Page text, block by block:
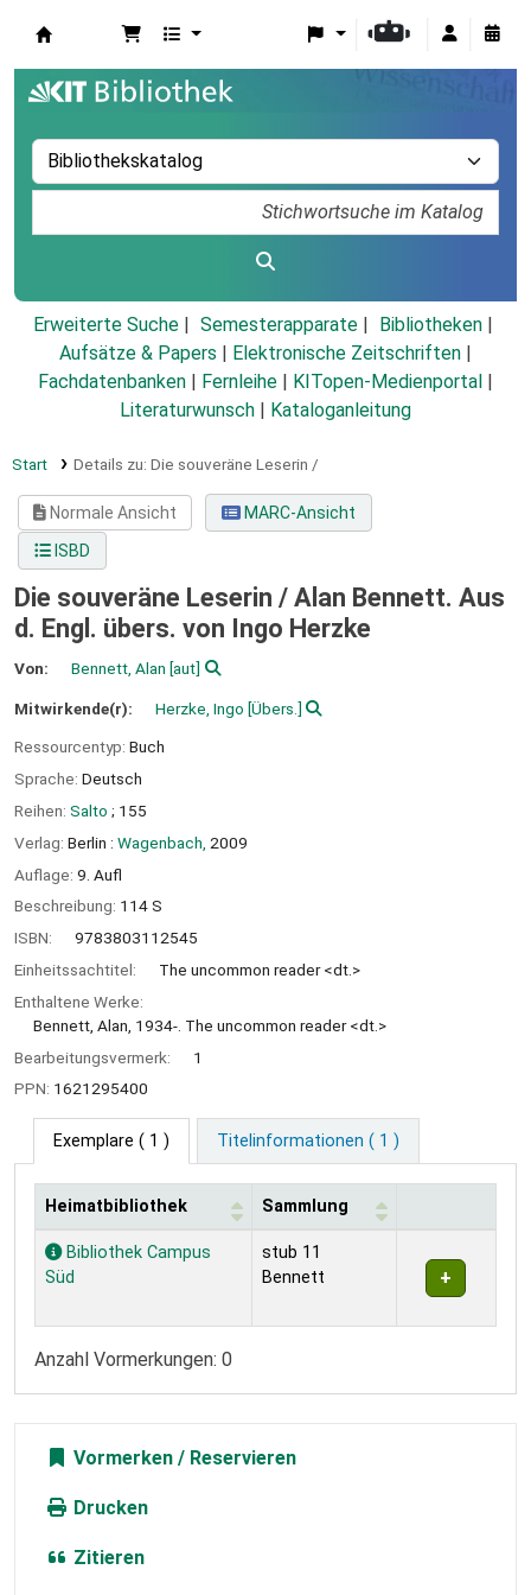
Erweiterte Suche Semesterapparate
Bibliotheken
Aufsätze & Papers
Elektronische Zeitschriften
Fachdatenbanken
Fernleihe KITopen-Medienportal
Literaturwunsch
Kataloganleitung
Start Details zu: Die souveräne Leserin /
Normale Ansicht
MARC-Ansicht
ISBD
Die souveräne Leserin / Alan Bennett. Aus
d. Engl. übers. von Ingo Herzke
Von: Bennett, Alan [aut]
Mitwirkende(r): Herzke, Ingo [Übers.]
Ressourcentyp: Buch
Sprache: Deutsch
Reihen: Salto ; 155
Verlag: Berlin : Wagenbach, 2009
Auflage: 9. Aufl
Beschreibung: 114 S
ISBN:
9783803112545
Einheitssachtitel:
The uncommon reader <dt.>
Enthaltene Werke:
Bennett, Alan, 1934-. The uncommon reader <dt.>
Bearbeitungsvermerk:
1
PPN: 1621295400
Exemplare ( 1 ) Titelinformationen ( 1 )
Exemplare
Heimatbibliothek Sammlung
Bibliothek Campus
Süd
stub 11
Bennett
Anzahl Vormerkungen: 0
Vormerken
Drucken
Zitieren